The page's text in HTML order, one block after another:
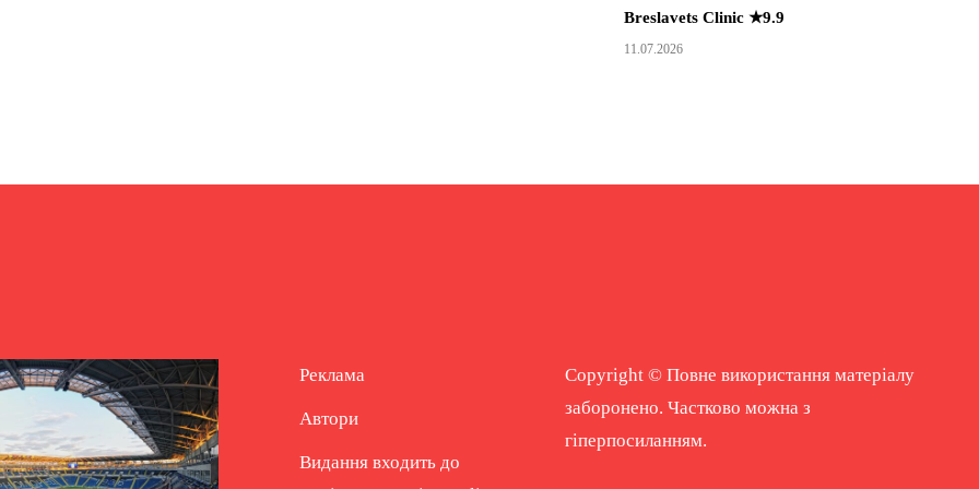
Breslavets Clinic ★9.9
11.07.2026
Реклама
Автори
Видання входить до
Copyright © Повне використання матеріалу
заборонено. Частково можна з
гіперпосиланням.